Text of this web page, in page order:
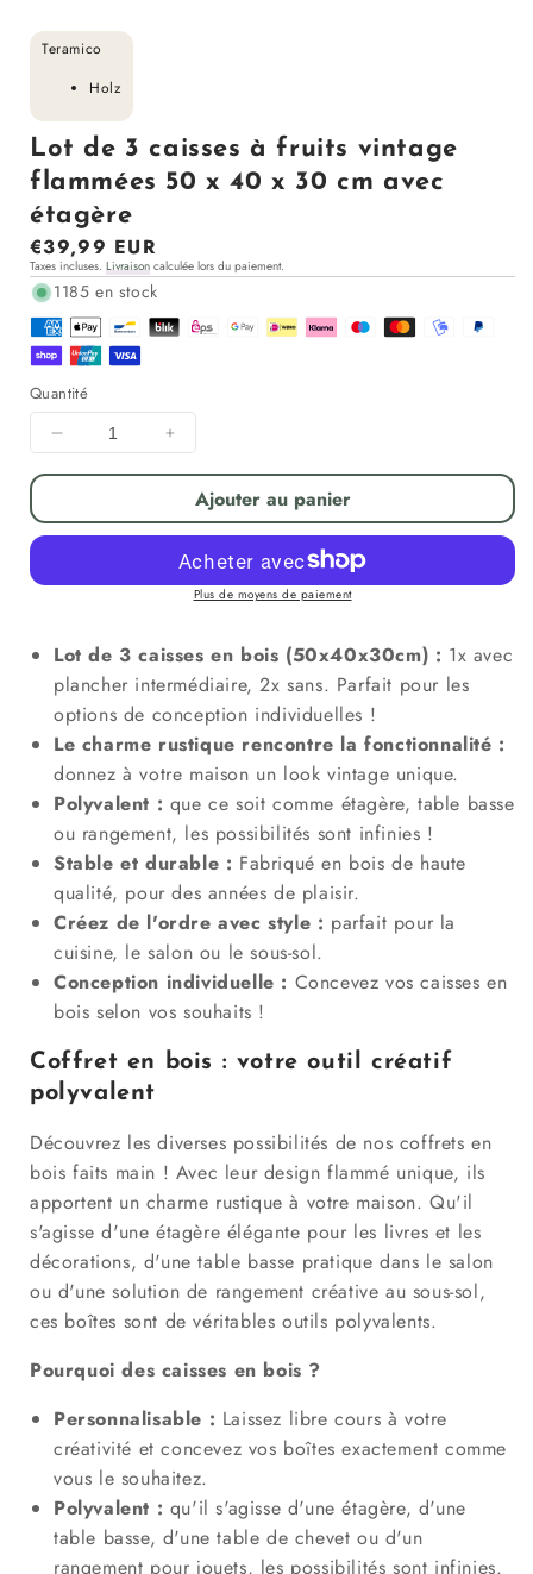
Teramico
Holz
Lot de 3 caisses à fruits vintage
flammées 50 x 40 x 30 cm avec
étagère
Prix
régulier
€39,99 EUR
Taxes incluses. Livraison calculée lors du paiement.
1185 en stock
Quantité
Diminuer
la
pour
Lot
3
à
fruits
vintage
flammées
50
x
40
x
30
cm
avec
étagère
Augmenter
la
quantité
pour
Lot
de
3
fruits
vintage
flammées
50
x
x
30
cm
avec
étagère
Ajouter au panier
Plus de moyens de paiement
Lot de 3 caisses en bois (50x40x30cm) : 1x avec
plancher intermédiaire, 2x sans. Parfait pour les
options de conception individuelles !
Le charme rustique rencontre la fonctionnalité :
donnez à votre maison un look vintage unique.
Polyvalent : que ce soit comme étagère, table basse
ou rangement, les possibilités sont infinies !
Stable et durable : Fabriqué en bois de haute
qualité, pour des années de plaisir.
Créez de l'ordre avec style : parfait pour la
cuisine, le salon ou le sous-sol.
Conception individuelle : Concevez vos caisses en
bois selon vos souhaits !
Coffret en bois : votre outil créatif
polyvalent
Découvrez les diverses possibilités de nos coffrets en
bois faits main ! Avec leur design flammé unique, ils
apportent un charme rustique à votre maison. Qu'il
s'agisse d'une étagère élégante pour les livres et les
décorations, d'une table basse pratique dans le salon
ou d'une solution de rangement créative au sous-sol,
ces boîtes sont de véritables outils polyvalents.
Pourquoi des caisses en bois ?
Personnalisable : Laissez libre cours à votre
créativité et concevez vos boîtes exactement comme
vous le souhaitez.
Polyvalent : qu'il s'agisse d'une étagère, d'une
table basse, d'une table de chevet ou d'un
rangement pour jouets, les possibilités sont infinies.